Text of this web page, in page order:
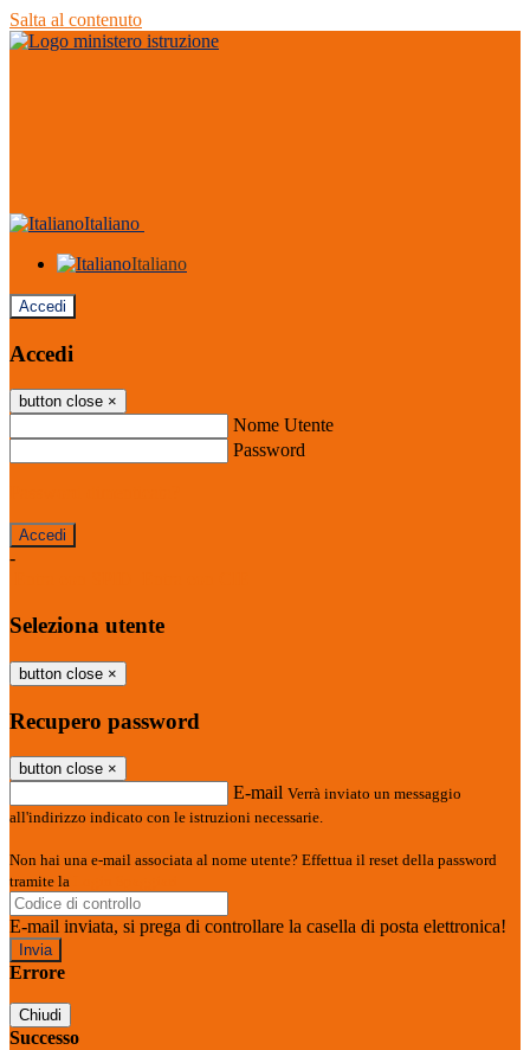
Salta al contenuto
Italiano
Italiano
Accedi
Accedi
button close ×
Nome Utente
Password
-
Seleziona utente
button close ×
Recupero password
button close ×
E-mail Verrà inviato un messaggio
all'indirizzo indicato con le istruzioni necessarie.
Non hai una e-mail associata al nome utente? Effettua il reset della password
tramite la
E-mail inviata, si prega di controllare la casella di posta elettronica!
Errore
Chiudi
Successo